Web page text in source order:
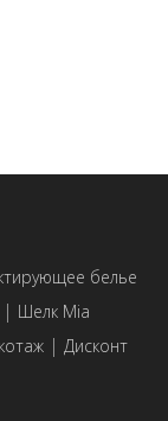
белье
Шелк Mia
Дисконт